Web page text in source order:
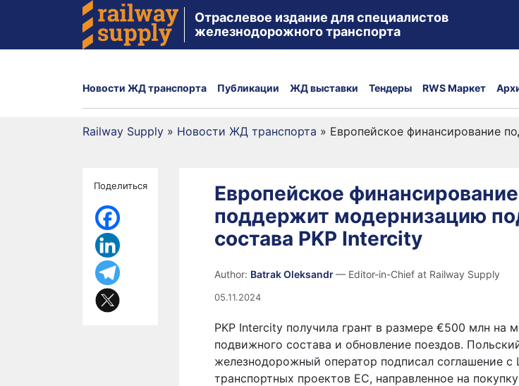
Отраслевое издание для специалистов
железнодорожного транспорта
Новости ЖД транспорта Публикации ЖД выставки Тендеры RWS Маркет
Railway Supply » Новости ЖД транспорта » Европейское финансирование
Поделиться
Европейское финансирование
поддержит модернизацию
состава PKP Intercity
Author: Batrak Oleksandr— Editor-in-Chief at Railway Supply
05.11.2024
PKP Intercity получила грант в размере €500 млн на
подвижного состава и обновление поездов.
железнодорожный оператор подписал соглашение с
транспортных проектов ЕС, направленное на